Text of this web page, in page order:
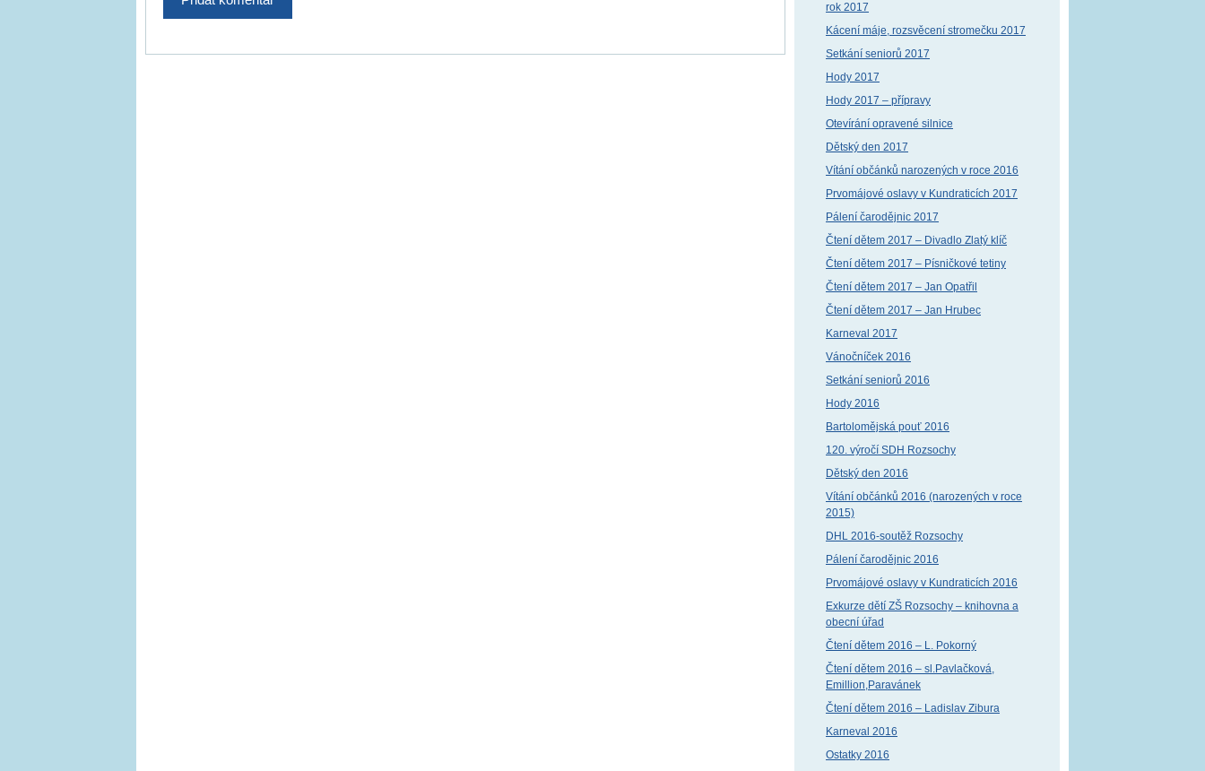
rok 2017
Kácení máje, rozsvěcení stromečku 2017
Setkání seniorů 2017
Hody 2017
Hody 2017 – přípravy
Otevírání opravené silnice
Dětský den 2017
Vítání občánků narozených v roce 2016
Prvomájové oslavy v Kundraticích 2017
Pálení čarodějnic 2017
Čtení dětem 2017 – Divadlo Zlatý klíč
Čtení dětem 2017 – Písničkové tetiny
Čtení dětem 2017 – Jan Opatřil
Čtení dětem 2017 – Jan Hrubec
Karneval 2017
Vánočníček 2016
Setkání seniorů 2016
Hody 2016
Bartolomějská pouť 2016
120. výročí SDH Rozsochy
Dětský den 2016
Vítání občánků 2016 (narozených v roce
2015)
DHL 2016-soutěž Rozsochy
Pálení čarodějnic 2016
Prvomájové oslavy v Kundraticích 2016
Exkurze dětí ZŠ Rozsochy – knihovna a
obecní úřad
Čtení dětem 2016 – L. Pokorný
Čtení dětem 2016 – sl.Pavlačková,
Emillion,Paravánek
Čtení dětem 2016 – Ladislav Zibura
Karneval 2016
Ostatky 2016